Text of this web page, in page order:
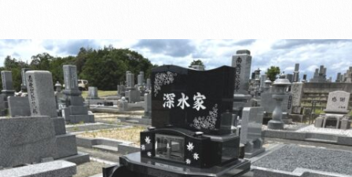
ら
い
）
い
」
に
ま
か
せ